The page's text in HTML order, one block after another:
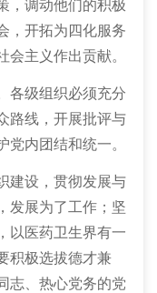
，调动他们的积极
，开拓为四化服务
会主义作出贡献。
各级组织必须充分
路线，开展批评与
党内团结和统一。
建设，贯彻发展与
发展为了工作；坚
以医药卫生界有一
积极选拔德才兼
志、热心党务的党